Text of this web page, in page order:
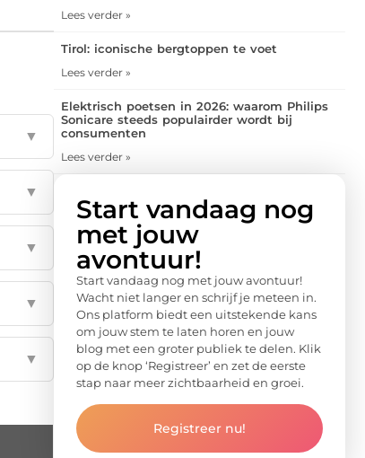
▼
▼
▼
▼
▼
Lees verder »
Tirol: iconische bergtoppen te voet
Lees verder »
Elektrisch poetsen in 2026: waarom Philips
Sonicare steeds populairder wordt bij
consumenten
Lees verder »
Start vandaag nog
met jouw
avontuur!
Start vandaag nog met jouw avontuur!
Wacht niet langer en schrijf je meteen in.
Ons platform biedt een uitstekende kans
om jouw stem te laten horen en jouw
blog met een groter publiek te delen. Klik
op de knop ‘Registreer’ en zet de eerste
stap naar meer zichtbaarheid en groei.
Registreer nu!